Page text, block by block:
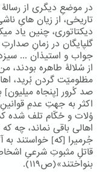
در موضعِ دیگری از
تاریخی، از زیان هایِ
دیکتاتوری، چنین یاد
گلپایگان در زمانِ
جواب و استیذان ...
از سُلالۀ طاهره
مظلومیّت گردن بُرید،
صد کُرور [پنجاه
اکثر به جهتِ عدمِ
وُلات و حُکّام تلف شده
اهالی باقی نماند، چه
جُرمیرا [که] خواستند
قاتلِ مثبوتِ شرعیِ
بنواختند»(ص۱۱۹).